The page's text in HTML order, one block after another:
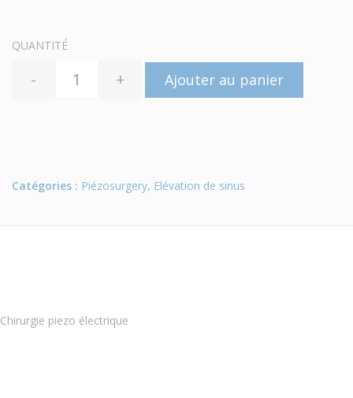
QUANTITÉ
- + Ajouter au panier
Catégories : Piézosurgery, Elévation de sinus
Chirurgie piezo électrique